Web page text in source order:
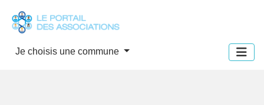
Je choisis une commune